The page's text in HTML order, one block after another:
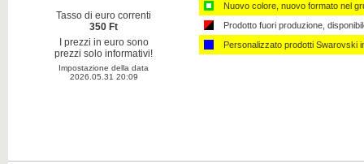
Tasso di euro correnti
350 Ft
I prezzi in euro sono
prezzi solo informativi!
Impostazione della data
2026.05.31 20:09
Nuovo colore, nuovo formato nel
Prodotto fuori produzione,
Personalizzato ​​prodotti Swarovski